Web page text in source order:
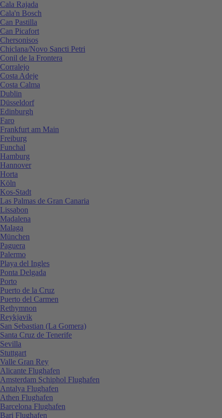
Cala Rajada
Cala'n Bosch
Can Pastilla
Can Picafort
Chersonisos
Chiclana/Novo Sancti Petri
Conil de la Frontera
Corralejo
Costa Adeje
Costa Calma
Dublin
Düsseldorf
Edinburgh
Faro
Frankfurt am Main
Freiburg
Funchal
Hamburg
Hannover
Horta
Köln
Kos-Stadt
Las Palmas de Gran Canaria
Lissabon
Madalena
Malaga
München
Paguera
Palermo
Playa del Ingles
Ponta Delgada
Porto
Puerto de la Cruz
Puerto del Carmen
Rethymnon
Reykjavik
San Sebastian (La Gomera)
Santa Cruz de Tenerife
Sevilla
Stuttgart
Valle Gran Rey
Alicante Flughafen
Amsterdam Schiphol Flughafen
Antalya Flughafen
Athen Flughafen
Barcelona Flughafen
Bari Flughafen